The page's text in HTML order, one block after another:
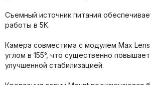
Съемный источник питания
работы в 5K.
Камера совместима с модулем Max
углом в 155°, что существенно
улучшенной стабилизацией.